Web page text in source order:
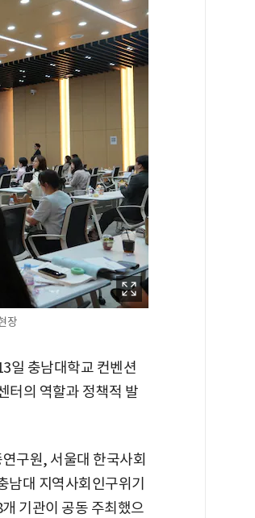
장
일 충남대학교 컨벤션
터의 역할과 정책적 발
구원, 서울대 한국사회
대 지역사회인구위기
기관이 공동 주최했으